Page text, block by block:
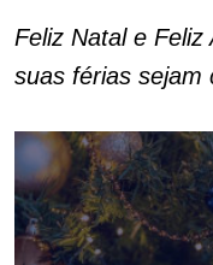
Feliz Natal e
suas férias sejam